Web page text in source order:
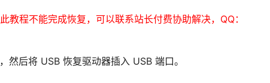
教程不能完成恢复，可以联系站长付费协助解决，QQ：
后将 USB 恢复驱动器插入 USB 端口。